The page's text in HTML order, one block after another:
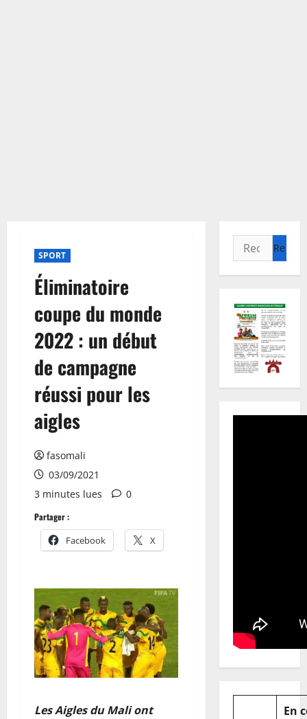
SPORT
Éliminatoire
coupe du monde
2022 : un début
de campagne
réussi pour les
aigles
fasomali
03/09/2021
3 minutes lues
0
Partager :
Facebook X
Les Aigles du Mali ont
Rechercher :
En